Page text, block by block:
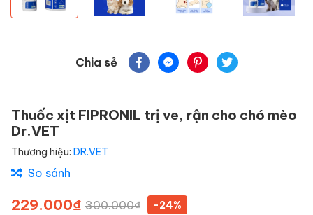
Chia sẻ
Thuốc xịt FIPRONIL trị ve, rận cho chó mèo
Dr.VET
Thương hiệu: DR.VET
So sánh
229.000₫ 300.000₫
-24%